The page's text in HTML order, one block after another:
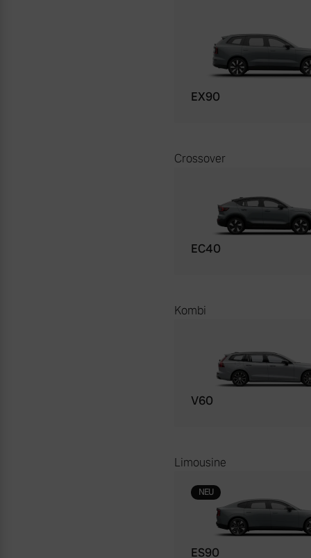
EX90
Crossover
EC40
Kombi
V60
Limousine
NEU
ES90